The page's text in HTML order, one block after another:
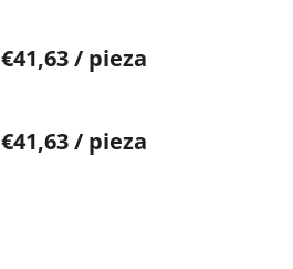
€41,63/ pieza
€41,63/ pieza